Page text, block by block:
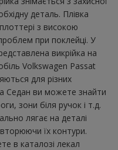
деталь. Плівка
з високою
при поклейці. У
​​викрійка на
Volkswagen Passat
для різних
Седан ви можете знайти
зони біля ручок і т.д.
лягає на деталі
їх контури.
в каталозі лекал